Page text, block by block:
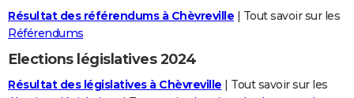
S'inscrire
Se connecter
Lycées
Collèges
Primaires
Universités
Entreprises
Service militaire
Avis de recherche
AVIS DE DÉCÈS
FORUM
Bricolage
Lifestyle
Culture
Sport
Auto
Television
Voyage
Cinema
Résultat des référendums à Chèvreville | Tout savoir sur les
Référendums
Elections législatives 2024
Résultat des législatives à Chèvreville | Tout savoir sur les